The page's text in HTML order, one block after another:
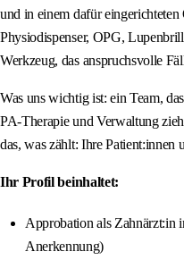
und in einem dafür
Physiodispenser, OPG,
Werkzeug, das anspruchsvolle
Was uns wichtig ist: ein Team,
PA-Therapie und Verwaltung
das, was zählt: Ihre
Ihr Profil beinhaltet:
Approbation als Zahnärzt:in
Anerkennung)